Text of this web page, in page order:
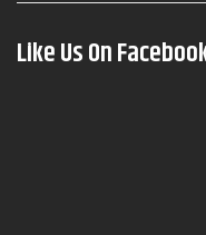
Like Us On